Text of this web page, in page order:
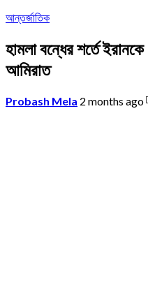
আন্তর্জাতিক
হামলা বন্ধের শর্তে
আমিরাত
Probash Mela 2 months ago